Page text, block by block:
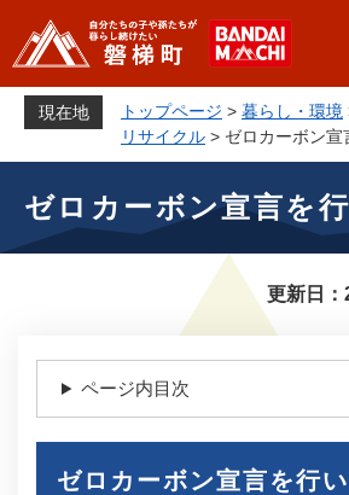
ジ
頭
。
メニューを飛ばして本
現在地 トップページ > 暮らし・環境
リサイクル > ゼロカーボン宣
ゼロカーボン宣言を
更新日
ページ内目次
ゼロカーボン宣言を行